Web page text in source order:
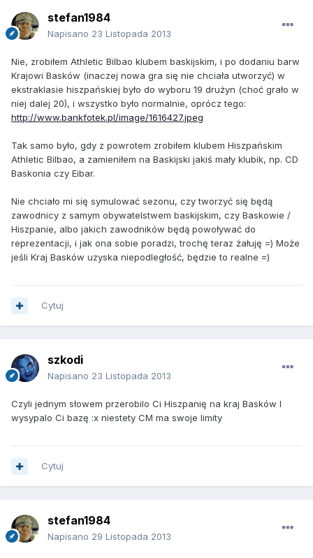
stefan1984
Napisano 23 Listopada 2013
Nie, zrobiłem Athletic Bilbao klubem baskijskim, i po dodaniu barw
Krajowi Basków (inaczej nowa gra się nie chciała utworzyć) w
ekstraklasie hiszpańskiej było do wyboru 19 drużyn (choć grało w
niej dalej 20), i wszystko było normalnie, oprócz tego:
http://www.bankfotek.pl/image/1616427.jpeg
Tak samo było, gdy z powrotem zrobiłem klubem Hiszpańskim
Athletic Bilbao, a zamieniłem na Baskijski jakiś mały klubik, np. CD
Baskonia czy Eibar.
Nie chciało mi się symulować sezonu, czy tworzyć się będą
zawodnicy z samym obywatelstwem baskijskim, czy Baskowie /
Hiszpanie, albo jakich zawodników będą powoływać do
reprezentacji, i jak ona sobie poradzi, trochę teraz żałuję =) Może
jeśli Kraj Basków uzyska niepodległość, będzie to realne =)
Cytuj
szkodi
Napisano 23 Listopada 2013
Czyli jednym słowem przerobilo Ci Hiszpanię na kraj Basków I
wysypalo Ci bazę :x niestety CM ma swoje limity
Cytuj
stefan1984
Napisano 29 Listopada 2013